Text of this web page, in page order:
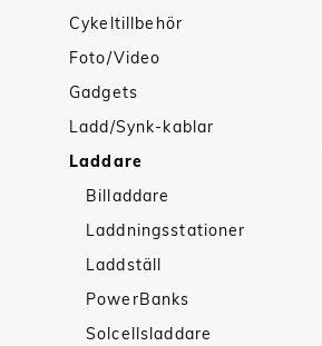
Cykeltillbehör
Foto/Video
Gadgets
Ladd/Synk-kablar
Laddare
Billaddare
Laddningsstationer
Laddställ
PowerBanks
Solcellsladdare